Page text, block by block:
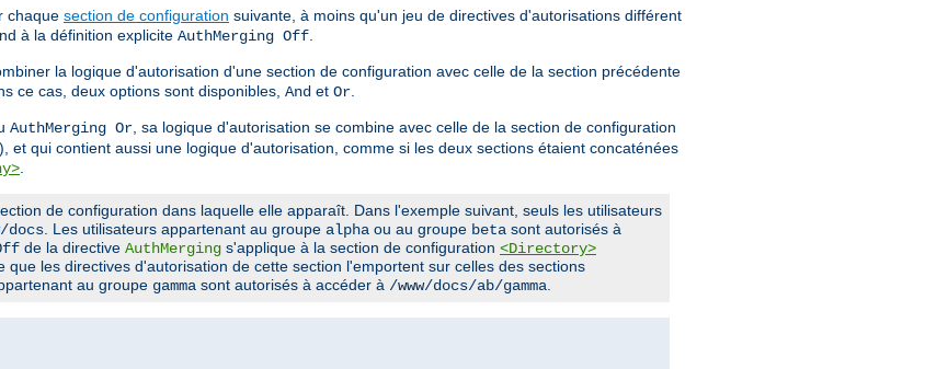
chaque section de configuration suivante, à moins qu'un jeu de directives d'autorisations différent
à la définition explicite AuthMerging Off
la logique d'autorisation d'une section de configuration avec celle de la section précédente
ce cas, deux options sont disponibles, And et Or
AuthMerging Or , sa logique d'autorisation se combine avec celle de la section de configuration
qui contient aussi une logique d'autorisation, comme si les deux sections étaient concaténées
de configuration dans laquelle elle apparaît. Dans l'exemple suivant, seuls les utilisateurs
docs . Les utilisateurs appartenant au groupe alpha ou au groupe beta sont autorisés à
de la directive AuthMerging s'applique à la section de configuration <Directory>
que les directives d'autorisation de cette section l'emportent sur celles des sections
au groupe gamma sont autorisés à accéder à /www/docs/ab/gamma